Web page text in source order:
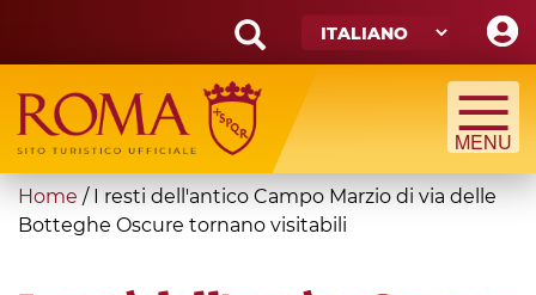
main
content
Search
form
Cerca
You
are
Home /
I resti dell'antico Campo Marzio di via delle
Botteghe Oscure tornano visitabili